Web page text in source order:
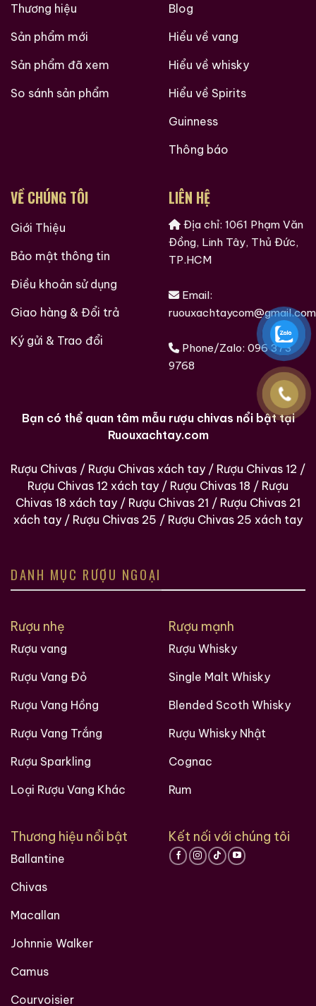
Thương hiệu
Sản phẩm mới
Sản phẩm đã xem
So sánh sản phẩm
Blog
Hiểu về vang
Hiểu về whisky
Hiểu về Spirits
Guinness
Thông báo
VỀ CHÚNG TÔI
Giới Thiệu
Bảo mật thông tin
Điều khoản sử dụng
Giao hàng & Đổi trả
Ký gửi & Trao đổi
LIÊN HỆ
Địa chỉ: 1061 Phạm Văn
Đồng, Linh Tây, Thủ Đức,
TP.HCM
Email:
ruouxachtaycom@gmail.com
Phone/Zalo: 096 373
9768
Bạn có thể quan tâm mẫu rượu chivas nổi bật tại
Ruouxachtay.com
Rượu Chivas / Rượu Chivas xách tay / Rượu Chivas 12 /
Rượu Chivas 12 xách tay / Rượu Chivas 18 / Rượu
Chivas 18 xách tay / Rượu Chivas 21 / Rượu Chivas 21
xách tay / Rượu Chivas 25 / Rượu Chivas 25 xách tay
DANH MỤC RƯỢU NGOẠI
Rượu nhẹ
Rượu vang
Rượu Vang Đỏ
Rượu Vang Hồng
Rượu Vang Trắng
Rượu Sparkling
Loại Rượu Vang Khác
Rượu mạnh
Rượu Whisky
Single Malt Whisky
Blended Scoth Whisky
Rượu Whisky Nhật
Cognac
Rum
Thương hiệu nổi bật
Ballantine
Chivas
Macallan
Johnnie Walker
Camus
Courvoisier
Kết nối với chúng tôi